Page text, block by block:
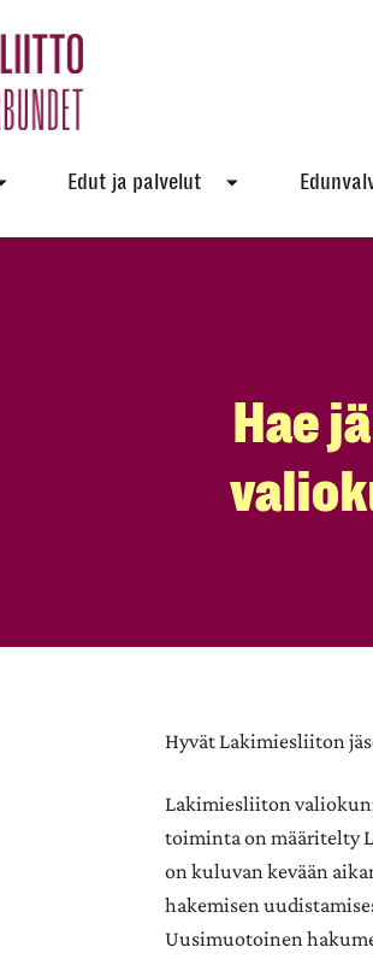
Edut ja palvelut
Hae
Hyvät Lakimiesliiton
Lakimiesliiton
toiminta on määritelty
on kuluvan kevään
hakemisen
Uusimuotoinen